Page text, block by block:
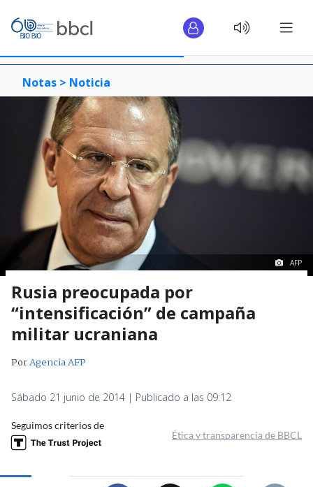
Notas > Noticia
AFP
Rusia preocupada por
“intensificación” de campaña
militar ucraniana
PorAgencia AFP
Sábado 21 junio de 2014 | Publicado a las 09:12
Seguimos criterios de
Ética y transparencia de BBCL